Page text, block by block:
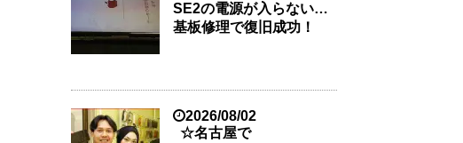
SE2の電源が入らない…
基板修理で復旧成功！
2026/08/02
☆名古屋で